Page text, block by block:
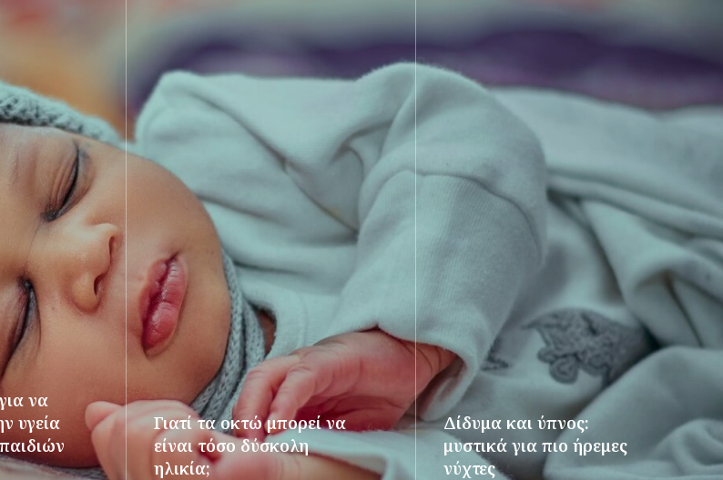
να
υγεία
Γιατί τα οκτώ μπορεί να
είναι τόσο δύσκολη
ηλικία;
Δίδυμα και ύπνος:
μυστικά για πιο ήρεμες
νύχτες